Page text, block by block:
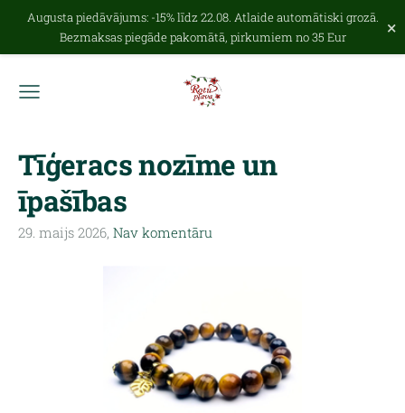
Augusta piedāvājums: -15% līdz 22.08. Atlaide automātiski grozā.
Bezmaksas piegāde pakomātā, pirkumiem no 35 Eur
×
Tīģeracs nozīme un
īpašības
29. maijs 2026, Nav komentāru